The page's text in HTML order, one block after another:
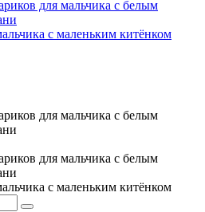
с маленьким китёнком
с маленьким китёнком